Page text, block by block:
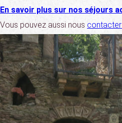
En savoir plus sur nos séjours
Vous pouvez aussi nous